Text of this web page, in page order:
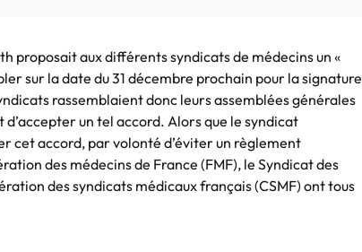
proposait aux différents syndicats de médecins un «
sur la date du 31 décembre prochain pour la signature
rassemblaient donc leurs assemblées générales
un tel accord. Alors que le syndicat
cet accord, par volonté d’éviter un règlement
des médecins de France (FMF), le Syndicat des
des syndicats médicaux français (CSMF) ont tous